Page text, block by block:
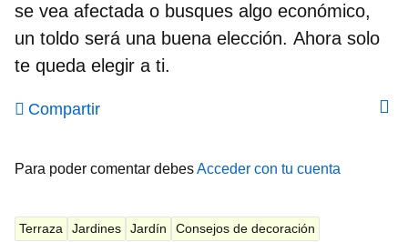
se vea afectada o busques algo económico,
un toldo será una buena elección. Ahora solo
te queda elegir a ti.
Compartir
Para poder comentar debesAcceder con tu cuenta
Terraza Jardines Jardín Consejos de decoración